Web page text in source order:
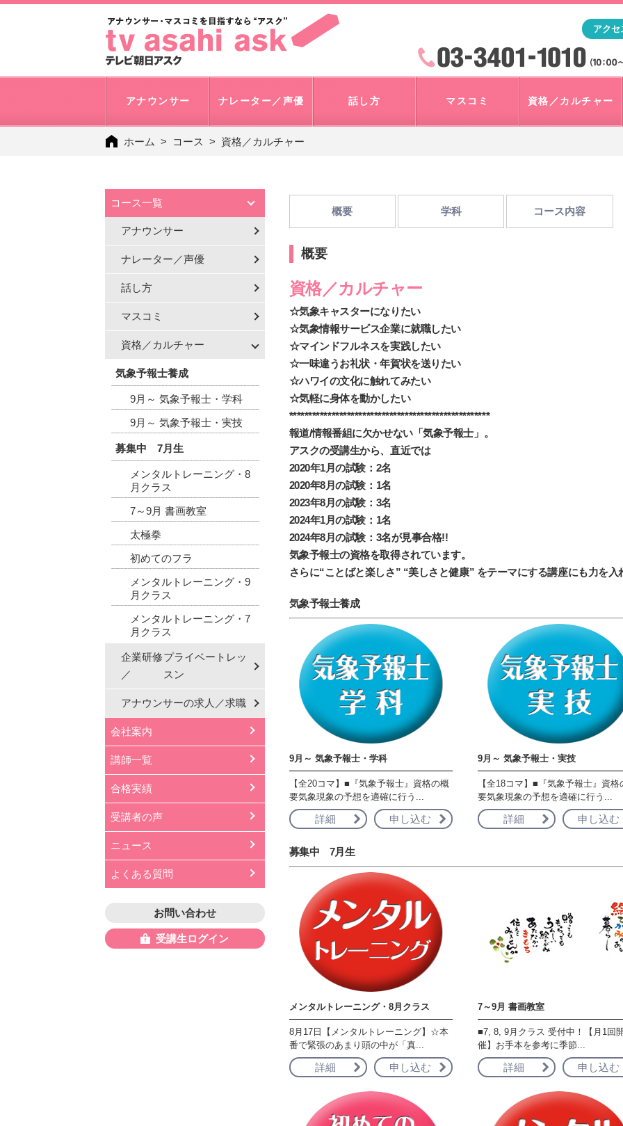
「アナウンサー・マスコミを目指すなら"アスク"」テレビ
アクセ
検索
アナウンサー ナレーター／声優 話し方 マスコミ 資格／カルチャー
ホーム コース 資格／カルチャー
コース一覧
アナウンサー
ナレーター／声優
話し方
マスコミ
資格／カルチャー
気象予報士養成
9月～ 気象予報士・学科
9月～ 気象予報士・実技
募集中 7月生
メンタルトレーニング・8
月クラス
7～9月 書画教室
太極拳
初めてのフラ
メンタルトレーニング・9
月クラス
メンタルトレーニング・7
月クラス
企業研修
／
プライベートレッ
スン
アナウンサーの求人／求職
会社案内
講師一覧
合格実績
受講者の声
ニュース
よくある質問
お問い合わせ
受講生ログイン
概要 学科 コース内容
概要
資格／カルチャー
☆気象キャスターになりたい
☆気象情報サービス企業に就職したい
☆マインドフルネスを実践したい
☆一味違うお礼状・年賀状を送りたい
☆ハワイの文化に触れてみたい
☆気軽に身体を動かしたい
****************************************************
報道/情報番組に欠かせない「気象予報士」。
アスクの受講生から、直近では
2020年1月の試験：2名
2020年8月の試験：1名
2023年8月の試験：3名
2024年1月の試験：1名
2024年8月の試験：3名が見事合格!!
気象予報士の資格を取得されています。
さらに“ことばと楽しさ” “美しさと健康” をテーマにする講座にも力を入
気象予報士養成
9月～ 気象予報士・学科
【全20コマ】■『気象予報士』資格の概
要気象現象の予想を適確に行う...
詳細 申し込む
9月～ 気象予報士・実技
【全18コマ】■『気象予報士』資格
要気象現象の予想を適確に行う...
詳細 申し込む
募集中 7月生
メンタルトレーニング・8月クラス
8月17日【メンタルトレーニング】☆本
番で緊張のあまり頭の中が「真...
詳細 申し込む
7～9月 書画教室
■7, 8, 9月クラス 受付中！【月1回
催】お手本を参考に季節...
詳細 申し込む